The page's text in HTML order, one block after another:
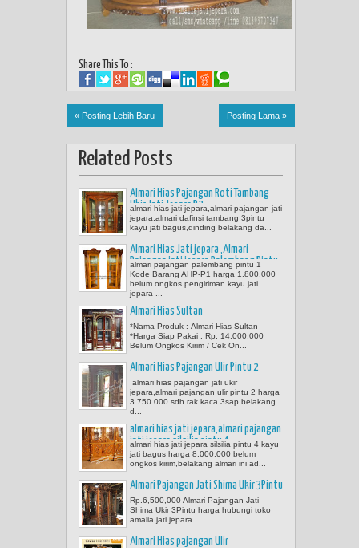
Share This To :
« Posting Lebih Baru Posting Lama »
Related Posts
Almari Hias Pajangan Roti Tambang
Ukir Jati Jepara P.3
almari hias jati jepara,almari pajangan jati
jepara,almari dafinsi tambang 3pintu
kayu jati bagus,dinding belakang da...
Almari Hias Jati jepara ,Almari
Pajangan jati jepara Palembang Pintu
1
almari pajangan palembang pintu 1
Kode Barang AHP-P1 harga 1.800.000
belum ongkos pengiriman kayu jati
jepara ...
Almari Hias Sultan
*Nama Produk : Almari Hias Sultan
*Harga Siap Pakai : Rp. 14,000,000
Belum Ongkos Kirim / Cek On...
Almari Hias Pajangan Ulir Pintu 2
almari hias pajangan jati ukir
jepara,almari pajangan ulir pintu 2 harga
3.750.000 sdh rak kaca 3sap belakang
d...
almari hias jati jepara,almari pajangan
jati jepara silsilia pintu 4
almari hias jati jepara silsilia pintu 4 kayu
jati bagus harga 8.000.000 belum
ongkos kirim,belakang almari ini ad...
Almari Pajangan Jati Shima Ukir 3Pintu
Rp.6,500,000 Almari Pajangan Jati
Shima Ukir 3Pintu harga hubungi toko
amalia jati jepara ...
Almari Hias pajangan Ulir